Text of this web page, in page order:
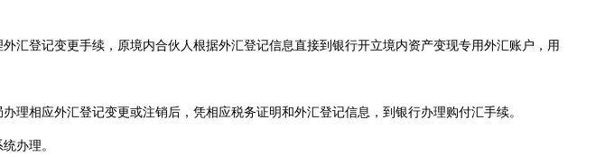
汇登记变更手续，原境内合伙人根据外汇登记信息直接到银行开立境内资产变现专用外汇账户，用
相应外汇登记变更或注销后，凭相应税务证明和外汇登记信息，到银行办理购付汇手续。
办理。